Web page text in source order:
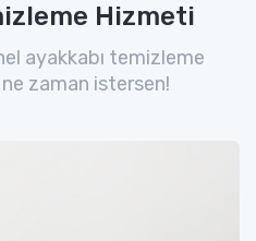
Hizmeti
ayakkabı temizleme
zaman istersen!